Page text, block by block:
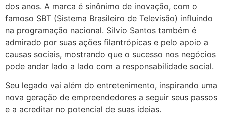
dos anos. A marca é sinônimo de inovação, com o
famoso SBT (Sistema Brasileiro de Televisão) influindo
na programação nacional. Silvio Santos também é
admirado por suas ações filantrópicas e pelo apoio a
causas sociais, mostrando que o sucesso nos negócios
pode andar lado a lado com a responsabilidade social.
Seu legado vai além do entretenimento, inspirando uma
nova geração de empreendedores a seguir seus passos
e a acreditar no potencial de suas ideias.